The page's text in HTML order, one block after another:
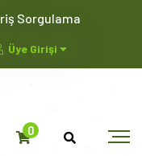
Sorgulama
Üye Girişi
0